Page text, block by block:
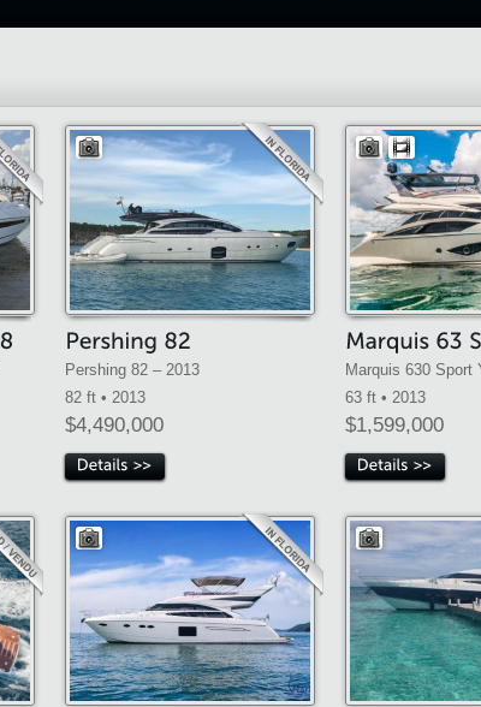
Pershing 82 – 2013
82 ft • 2013
$4,490,000
Marquis 630 Sport
63 ft • 2013
$1,599,000